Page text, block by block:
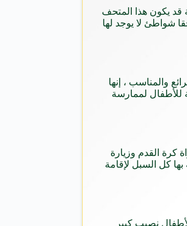
قد يكون هذا المتحف
شواطئ لا يوجد لها
والمناسب ، إنها
للأطفال لممارسة
كرة القدم وزيارة
كل السبل لإقامة
نصيب كبير